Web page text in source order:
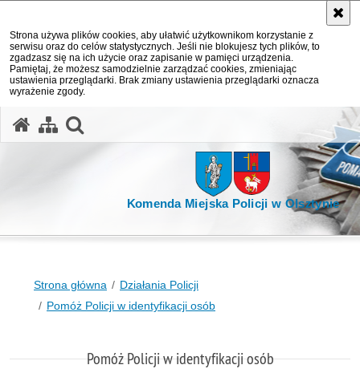
Strona używa plików cookies, aby ułatwić użytkownikom korzystanie z
serwisu oraz do celów statystycznych. Jeśli nie blokujesz tych plików, to
zgadzasz się na ich użycie oraz zapisanie w pamięci urządzenia.
Pamiętaj, że możesz samodzielnie zarządzać cookies, zmieniając
ustawienia przeglądarki. Brak zmiany ustawienia przeglądarki oznacza
wyrażenie zgody.
Komenda Miejska Policji w Olsztynie
Strona główna
Działania Policji
Pomóż Policji w identyfikacji osób
Pomóż Policji w identyfikacji osób